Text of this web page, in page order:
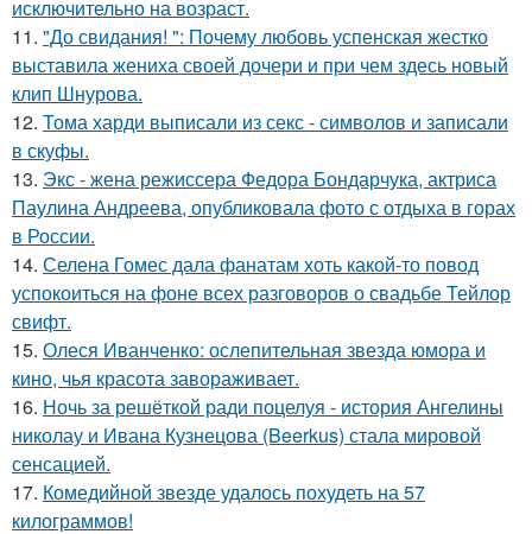
исключительно на возраст.
11. "До свидания! ": Почему любовь успенская жестко
выставила жениха своей дочери и при чем здесь новый
клип Шнурова.
12. Тома харди выписали из секс - символов и записали
в скуфы.
13. Экс - жена режиссера Федора Бондарчука, актриса
Паулина Андреева, опубликовала фото с отдыха в горах
в России.
14. Селена Гомес дала фанатам хоть какой-то повод
успокоиться на фоне всех разговоров о свадьбе Тейлор
свифт.
15. Олеся Иванченко: ослепительная звезда юмора и
кино, чья красота завораживает.
16. Ночь за решёткой ради поцелуя - история Ангелины
николау и Ивана Кузнецова (Beerkus) стала мировой
сенсацией.
17. Комедийной звезде удалось похудеть на 57
килограммов!